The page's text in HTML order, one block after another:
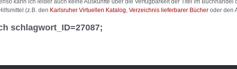
kann ich leider auch keine Auskünfte über die Verfügbarkeit der Titel im
(z.B. den Karlsruher Virtuellen Katalog Verzeichnis lieferbarer Bücher oder den
schlagwort_ID=27087;